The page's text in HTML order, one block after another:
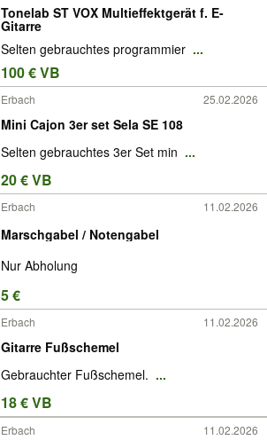
Tonelab ST VOX Multieffektgerät f. E-
Gitarre
Selten gebrauchtes programmier ...
100 € VB
Erbach 25.02.2026
Mini Cajon 3er set Sela SE 108
Selten gebrauchtes 3er Set min ...
20 € VB
Erbach 11.02.2026
Marschgabel / Notengabel
Nur Abholung
5 €
Erbach 11.02.2026
Gitarre Fußschemel
Gebrauchter Fußschemel. ...
18 € VB
Erbach 11.02.2026